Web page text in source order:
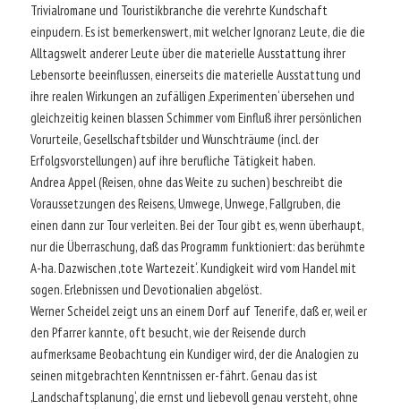
Trivialromane und Touristikbranche die verehrte Kundschaft
einpudern. Es ist bemerkenswert, mit welcher Ignoranz Leute, die die
Alltagswelt anderer Leute über die materielle Ausstattung ihrer
Lebensorte beeinflussen, einerseits die materielle Ausstattung und
ihre realen Wirkungen an zufälligen ‚Experimenten‘ übersehen und
gleichzeitig keinen blassen Schimmer vom Einfluß ihrer persönlichen
Vorurteile, Gesellschaftsbilder und Wunschträume (incl. der
Erfolgsvorstellungen) auf ihre berufliche Tätigkeit haben.
Andrea Appel (Reisen, ohne das Weite zu suchen) beschreibt die
Voraussetzungen des Reisens, Umwege, Unwege, Fallgruben, die
einen dann zur Tour verleiten. Bei der Tour gibt es, wenn überhaupt,
nur die Überraschung, daß das Programm funktioniert: das berühmte
A-ha. Dazwischen ‚tote Wartezeit‘. Kundigkeit wird vom Handel mit
sogen. Erlebnissen und Devotionalien abgelöst.
Werner Scheidel zeigt uns an einem Dorf auf Tenerife, daß er, weil er
den Pfarrer kannte, oft besucht, wie der Reisende durch
aufmerksame Beobachtung ein Kundiger wird, der die Analogien zu
seinen mitgebrachten Kenntnissen er-fährt. Genau das ist
‚Landschaftsplanung‘, die ernst und liebevoll genau versteht, ohne